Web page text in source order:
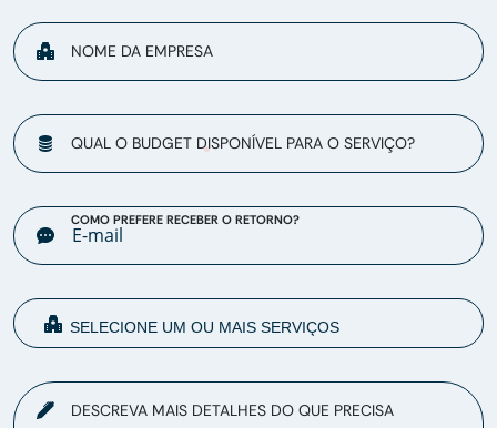
NOME DA EMPRESA
QUAL O BUDGET DISPONÍVEL PARA O SERVIÇO?
COMO PREFERE RECEBER O RETORNO?
DESCREVA MAIS DETALHES DO QUE PRECISA